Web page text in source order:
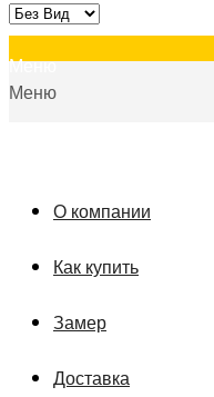
Меню
Меню
О компании
Как купить
Замер
Доставка